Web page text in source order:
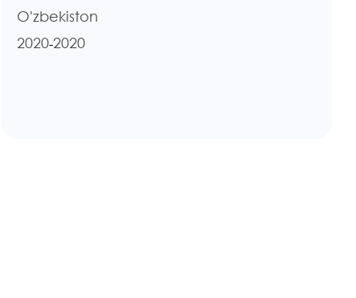
O'zbekiston
2020-2020